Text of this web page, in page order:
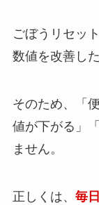
ごぼうリセッ
数値を改善し
そのため、「
値が下がる」
ません。
正しくは、 毎